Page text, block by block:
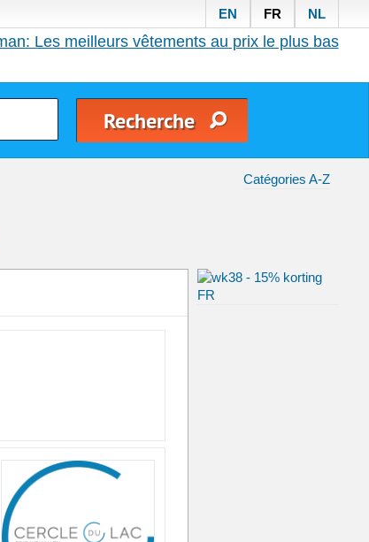
EN FR NL
Les meilleurs vêtements au prix le plus bas
Catégories A-Z